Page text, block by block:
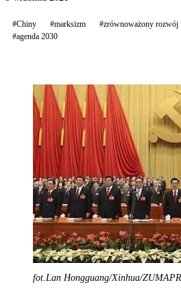
#Chiny #marksizm #zrównoważony rozwój
#agenda 2030
fot.Lan Hongguang/Xinhua/